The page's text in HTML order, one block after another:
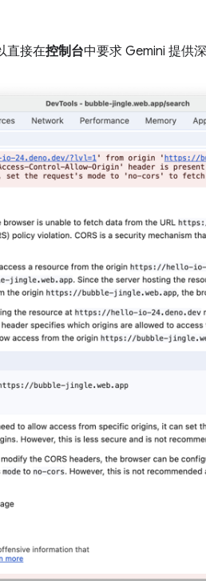
直接在控制台中要求 Gemini 提供